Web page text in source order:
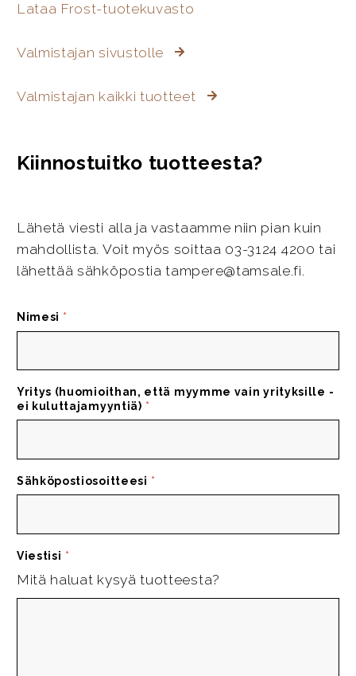
Lataa Frost-tuotekuvasto
Valmistajan sivustolle
Valmistajan kaikki tuotteet
Kiinnostuitko tuotteesta?
Lähetä viesti alla ja vastaamme niin pian kuin
mahdollista. Voit myös soittaa 03-3124 4200 tai
lähettää sähköpostia tampere@tamsale.fi.
Nimesi *
Yritys (huomioithan, että myymme vain yrityksille -
ei kuluttajamyyntiä) *
Sähköpostiosoitteesi *
Viestisi *
Mitä haluat kysyä tuotteesta?